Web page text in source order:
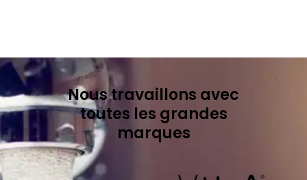
Nous travaillons avec
toutes les grandes
marques